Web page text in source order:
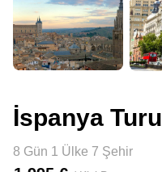
İspanya Turu
8 Gün 1 Ülke 7 Şehir